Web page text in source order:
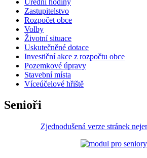
Zastupitelstvo
Rozpočet obce
Volby
Životní situace
Uskutečněné dotace
Investiční akce z rozpočtu obce
Pozemkové úpravy
Stavební místa
Víceúčelové hřiště
Senioři
Zjednodušená verze stránek